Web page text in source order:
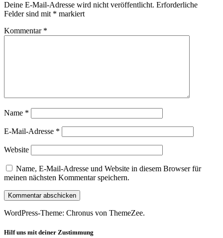
Deine E-Mail-Adresse wird nicht veröffentlicht. Erforderliche
Felder sind mit * markiert
Kommentar *
Name *
E-Mail-Adresse *
Website
Name, E-Mail-Adresse und Website in diesem Browser für
meinen nächsten Kommentar speichern.
WordPress-Theme: Chronus von ThemeZee.
Hilf uns mit deiner Zustimmung